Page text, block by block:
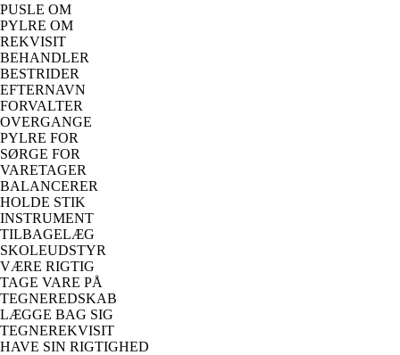
PUSLE OM
PYLRE OM
REKVISIT
BEHANDLER
BESTRIDER
EFTERNAVN
FORVALTER
OVERGANGE
PYLRE FOR
SØRGE FOR
VARETAGER
BALANCERER
HOLDE STIK
INSTRUMENT
TILBAGELÆG
SKOLEUDSTYR
VÆRE RIGTIG
TAGE VARE PÅ
TEGNEREDSKAB
LÆGGE BAG SIG
TEGNEREKVISIT
HAVE SIN RIGTIGHED